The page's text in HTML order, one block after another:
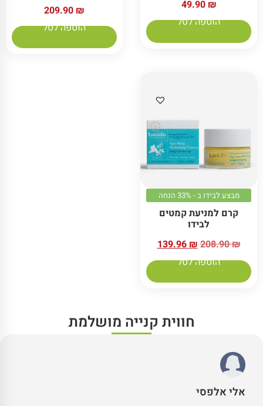
49.90 ₪
הוספה לסל
209.90 ₪
הוספה לסל
מבצע לבידו ב - 33% הנחה
קרם למניעת קמטים
לבידו
208.90₪
139.96₪
הוספה לסל
חווית קנייה מושלמת
אלי אלפסי